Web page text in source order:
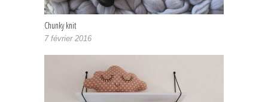
Chunky knit
7 février 2016